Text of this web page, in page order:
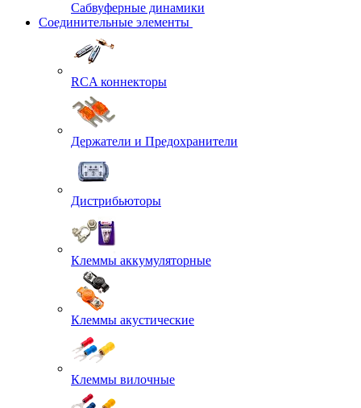
Сабвуферные динамики
Соединительные элементы
RCA коннекторы
Держатели и Предохранители
Дистрибьюторы
Клеммы аккумуляторные
Клеммы акустические
Клеммы вилочные